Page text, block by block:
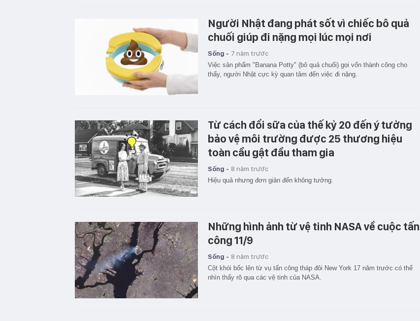
Người Nhật đang phát sốt vì chiếc bô quả
chuối giúp đi nặng mọi lúc mọi nơi
Sống - 7 năm trước
Việc sản phẩm "Banana Potty" (bô quả chuối) gọi vốn thành công cho
thấy, người Nhật cực kỳ quan tâm đến việc đi nặng.
Từ cách đổi sữa của thế kỷ 20 đến ý tưởng
bảo vệ môi trường được 25 thương hiệu
toàn cầu gật đầu tham gia
Sống - 8 năm trước
Hiệu quả nhưng đơn giản đến không tưởng.
Những hình ảnh từ vệ tinh NASA về cuộc tấn
công 11/9
Sống - 8 năm trước
Cột khói bốc lên từ vụ tấn công tháp đôi New York 17 năm trước có thể
nhìn thấy rõ qua các vệ tinh của NASA.